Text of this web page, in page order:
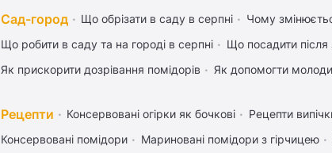
Сад-город Що обрізати в саду в серпні Чому
Що робити в саду та на городі в серпні
Що посадити
Як прискорити дозрівання помідорів
Як допомогти
Рецепти Консервовані огірки як бочкові Рецепти
Консервовані помідори
Мариновані помідори з гірчицею